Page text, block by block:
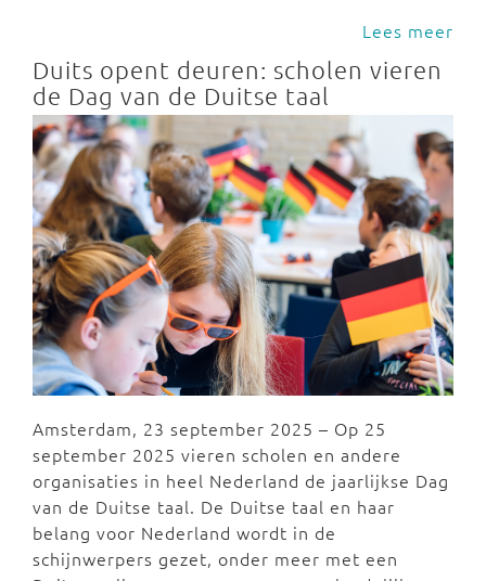
Lees meer
Duits opent deuren: scholen vieren
de Dag van de Duitse taal
Amsterdam, 23 september 2025 – Op 25
september 2025 vieren scholen en andere
organisaties in heel Nederland de jaarlijkse Dag
van de Duitse taal. De Duitse taal en haar
belang voor Nederland wordt in de
schijnwerpers gezet, onder meer met een